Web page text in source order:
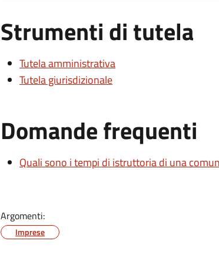
Strumenti di tutela
Tutela amministrativa
Tutela giurisdizionale
Domande frequenti
Quali sono i tempi di istruttoria di una
Argomenti:
Imprese